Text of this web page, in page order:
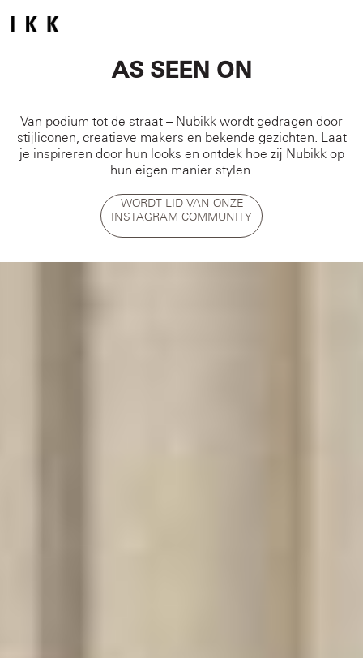
AS SEEN ON
Van podium tot de straat – Nubikk wordt gedragen door
stijliconen, creatieve makers en bekende gezichten. Laat
je inspireren door hun looks en ontdek hoe zij Nubikk op
hun eigen manier stylen.
WORDT LID VAN ONZE
INSTAGRAM COMMUNITY